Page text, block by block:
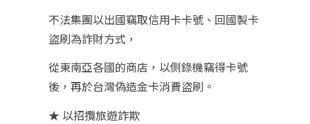
不法集團以出國竊取信用卡卡號、回國製卡
盜刷為詐財方式，
從東南亞各國的商店，以側錄機竊得卡號
後，再於台灣偽造金卡消費盜刷。
★ 以招攬旅遊詐欺